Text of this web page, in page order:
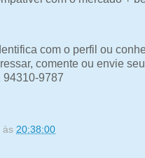
com o perfil ou
comente ou envie
94310-9787
às 20:38:00